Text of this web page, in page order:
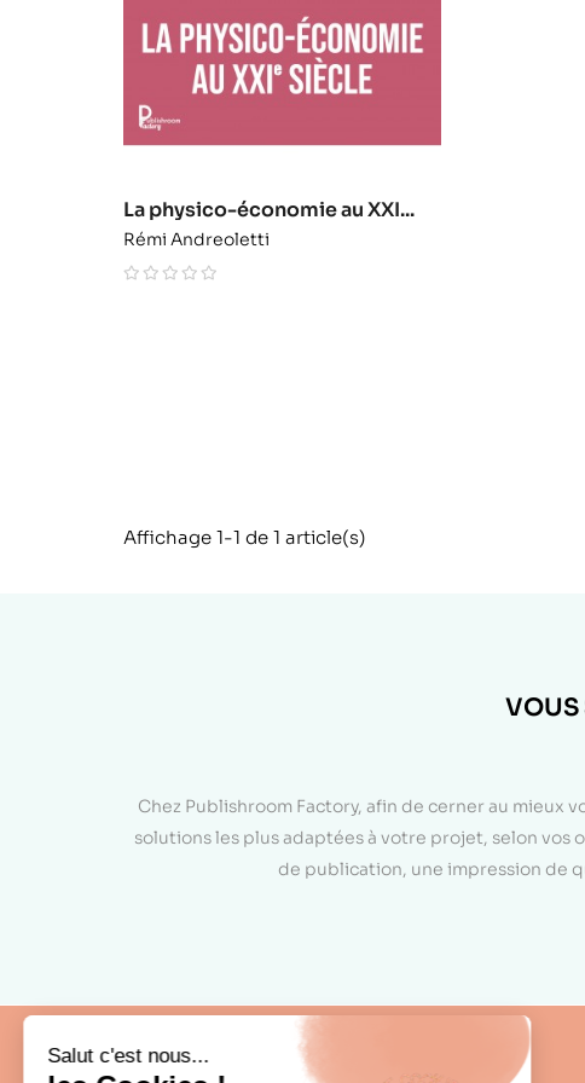
La physico-économie au XXI...
Rémi Andreoletti
Affichage 1-1 de 1 article(s)
VOUS
Chez Publishroom Factory, afin de cerner au mieux
solutions les plus adaptées à votre projet, selon
de publication, une impression de